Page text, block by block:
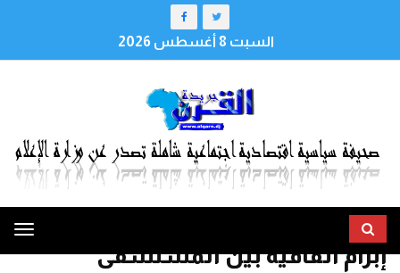
السبت 8 أغسطس 2026
إبرام اتفاقية بين المستشفى